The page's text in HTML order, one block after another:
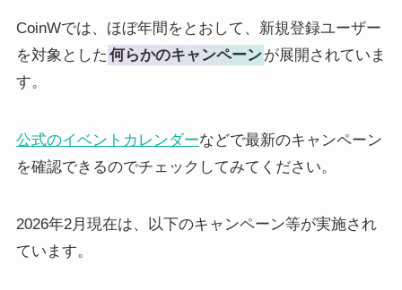
CoinWでは、ほぼ年間をとおして、新規登録ユーザー
を対象とした 何らかのキャンペーンが展開されていま
す。
公式のイベントカレンダーなどで最新のキャンペーン
を確認できるのでチェックしてみてください。
2026年2月現在は、以下のキャンペーン等が実施され
ています。